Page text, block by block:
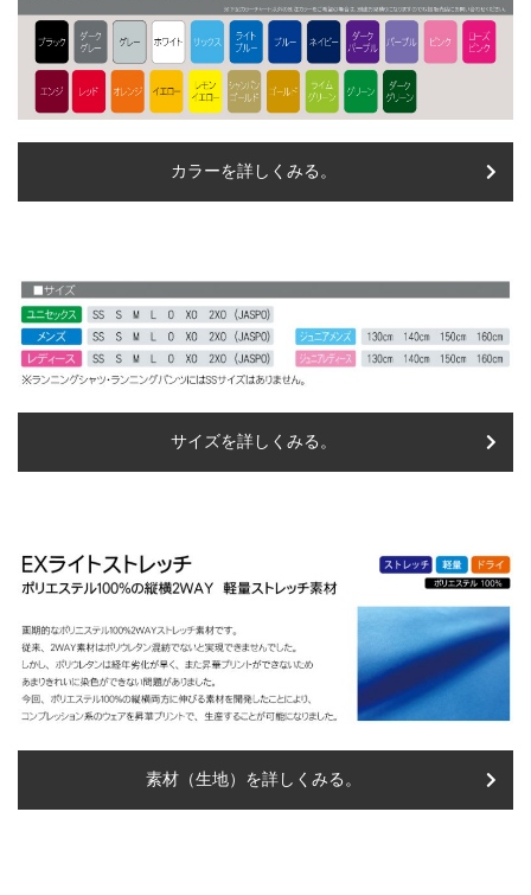
カラーを詳しくみる。
サイズを詳しくみる。
素材（生地）を詳しくみる。